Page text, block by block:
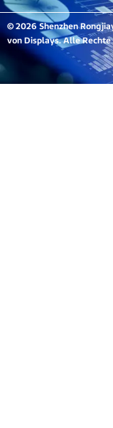
© 2026 Shenzhen
von Displays. Alle